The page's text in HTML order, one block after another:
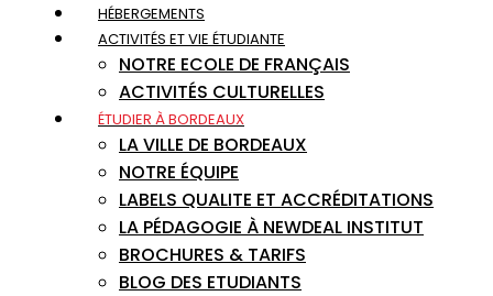
HÉBERGEMENTS
ACTIVITÉS ET VIE ÉTUDIANTE
NOTRE ECOLE DE FRANÇAIS
ACTIVITÉS CULTURELLES
ÉTUDIER À BORDEAUX
LA VILLE DE BORDEAUX
NOTRE ÉQUIPE
LABELS QUALITE ET ACCRÉDITATIONS
LA PÉDAGOGIE À NEWDEAL INSTITUT
BROCHURES & TARIFS
BLOG DES ETUDIANTS